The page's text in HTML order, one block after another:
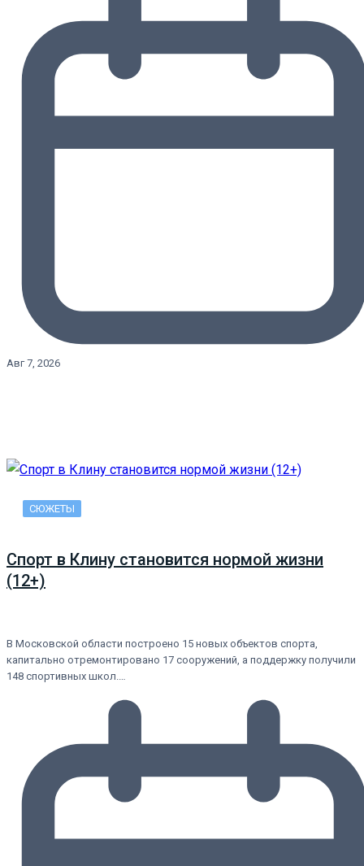
Авг 7, 2026
СЮЖЕТЫ
Спорт в Клину становится нормой жизни
(12+)
В Московской области построено 15 новых объектов спорта,
капитально отремонтировано 17 сооружений, а поддержку получили
148 спортивных школ.…